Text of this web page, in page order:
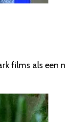
films als